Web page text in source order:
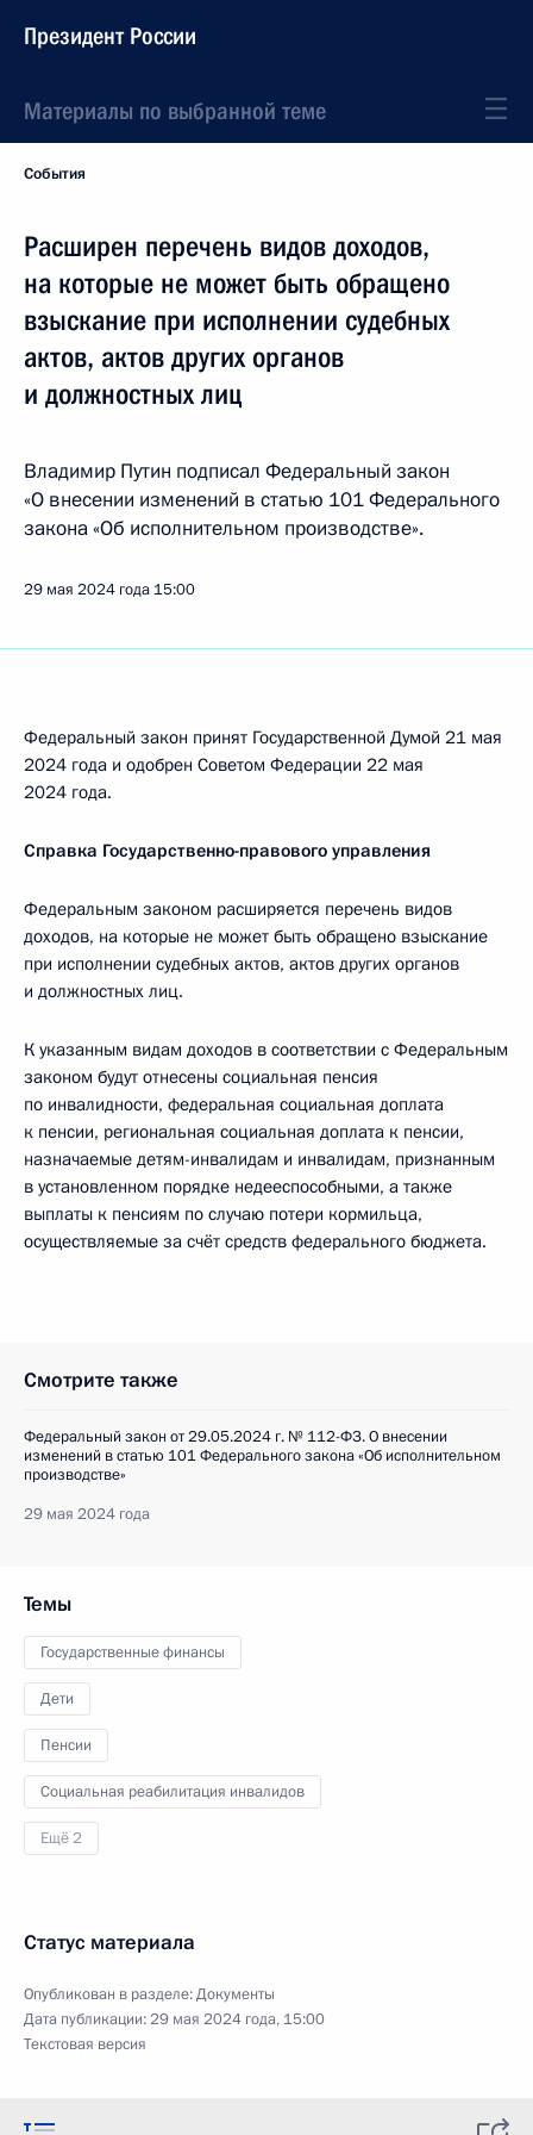
Президент России
Материалы по выбранной теме
События
Расширен перечень видов доходов,
на которые не может быть обращено
взыскание при исполнении судебных
актов, актов других органов
и должностных лиц
Владимир Путин подписал Федеральный закон
«О внесении изменений в статью 101 Федерального
закона «Об исполнительном производстве».
29 мая 2024 года 15:00
Федеральный закон принят Государственной Думой 21 мая
2024 года и одобрен Советом Федерации 22 мая
2024 года.
Справка Государственно-правового управления
Федеральным законом расширяется перечень видов
доходов, на которые не может быть обращено взыскание
при исполнении судебных актов, актов других органов
и должностных лиц.
К указанным видам доходов в соответствии с Федеральным
законом будут отнесены социальная пенсия
по инвалидности, федеральная социальная доплата
к пенсии, региональная социальная доплата к пенсии,
назначаемые детям-инвалидам и инвалидам, признанным
в установленном порядке недееспособными, а также
выплаты к пенсиям по случаю потери кормильца,
осуществляемые за счёт средств федерального бюджета.
Смотрите также
Федеральный закон от 29.05.2024 г. № 112-ФЗ. О внесении
изменений в статью 101 Федерального закона «Об исполнительном
производстве»
29 мая 2024 года
Темы
Государственные финансы
Дети
Пенсии
Социальная реабилитация инвалидов
Ещё 2
Статус материала
Опубликован в разделе:Документы
Дата публикации:29 мая 2024 года, 15:00
Текстовая версия